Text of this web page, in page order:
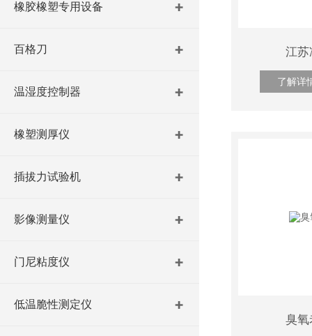
橡胶橡塑专用设备
百格刀
温湿度控制器
橡塑测厚仪
插拔力试验机
影像测量仪
门尼粘度仪
低温脆性测定仪
江苏
了解详
臭氧